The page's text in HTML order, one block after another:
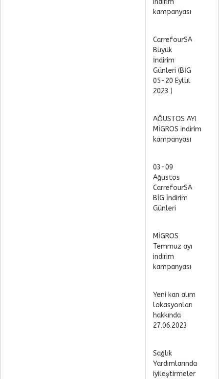
indirim
kampanyası
CarrefourSA
Büyük
İndirim
Günleri (BİG
05-20 Eylül
2023 )
AĞUSTOS AYI
MİGROS indirim
kampanyası
03-09
Ağustos
CarrefourSA
BİG İndirim
Günleri
MİGROS
Temmuz ayı
indirim
kampanyası
Yeni kan alım
lokasyonları
hakkında
27.06.2023
Sağlık
Yardımlarında
iyileştirmeler